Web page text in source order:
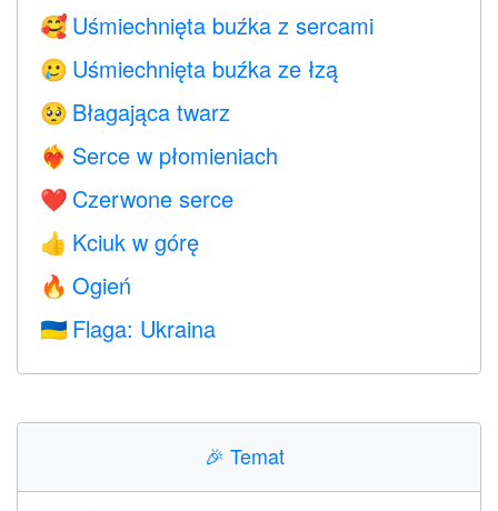
🥰 Uśmiechnięta buźka z sercami
🥲 Uśmiechnięta buźka ze łzą
🥺 Błagająca twarz
❤️‍🔥 Serce w płomieniach
❤️ Czerwone serce
👍 Kciuk w górę
🔥 Ogień
🇺🇦 Flaga: Ukraina
🎉 Temat